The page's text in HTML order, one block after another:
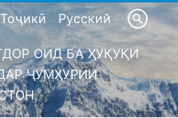
Тоҷикӣ Русский
ОИД БА ҲУҚУҚИ
ҶУМҲУРИИ